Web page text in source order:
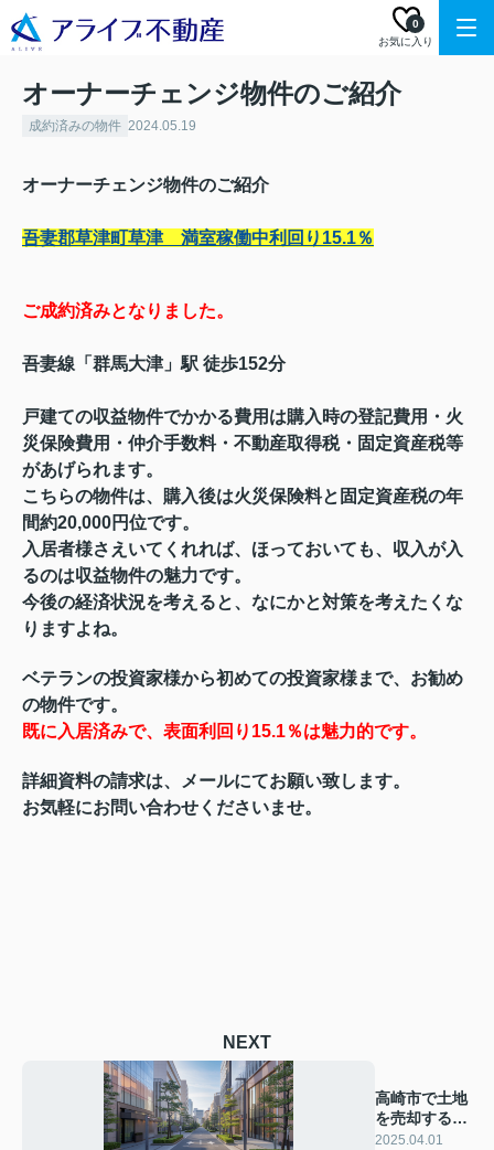
お気に入り
0
オーナーチェンジ物件のご紹介
成約済みの物件 2024.05.19
オーナーチェンジ物件のご紹介
吾妻郡草津町草津 満室稼働中利回り15.1％
ご成約済みとなりました。
吾妻線「群馬大津」駅 徒歩152分
戸建ての収益物件でかかる費用は購入時の登記費用・火
災保険費用・仲介手数料・不動産取得税・固定資産税等
があげられます。
こちらの物件は、購入後は火災保険料と固定資産税の年
間約20,000円位です。
入居者様さえいてくれれば、ほっておいても、収入が入
るのは収益物件の魅力です。
今後の経済状況を考えると、なにかと対策を考えたくな
りますよね。
ベテランの投資家様から初めての投資家様まで、お勧め
の物件です。
既に入居済みで、表面利回り15.1％は魅力的です。
詳細資料の請求は、メールにてお願い致します。
お気軽にお問い合わせくださいませ。
NEXT
高崎市で土地
を売却するに
は？成功のポ
2025.04.01